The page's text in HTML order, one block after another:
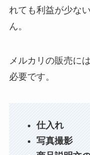
れても利益が少な
ん。
メルカリの販売に
必要です。
仕入れ
写真撮影